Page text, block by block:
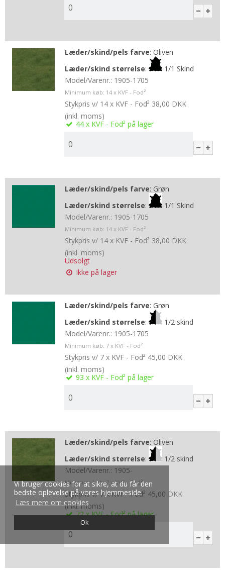
Vi bruger cookies for at sikre, at du får den
bedste oplevelse på vores hjemmeside.
Læs mere om cookies
Ok
Læder/skind/pels farve: Oliven
Læder/skind størrelse:
1/1 Skind
Model/Varenr.: 1905-1705
Minimum køb: 14 x KVF - Fod²
Stykpris v/ 14 x KVF - Fod² 38,00 DKK
(inkl. moms)
44 x KVF - Fod² på lager
Læder/skind/pels farve: Grøn
Læder/skind størrelse:
1/1 Skind
Model/Varenr.: 1905-1705
Minimum køb: 14 x KVF - Fod²
Stykpris v/ 14 x KVF - Fod² 38,00 DKK
(inkl. moms)
Udsolgt
Ikke på lager
Læder/skind/pels farve: Grøn
Læder/skind størrelse:
1/2 skind
Model/Varenr.: 1905-1705
Minimum køb: 7 x KVF - Fod²
Stykpris v/ 7 x KVF - Fod² 45,00 DKK
(inkl. moms)
93 x KVF - Fod² på lager
Læder/skind/pels farve: Oliven
Læder/skind størrelse:
1/2 skind
Model/Varenr.: 1905-
Minimum køb: 7 x KVF - Fod²
Stykpris v/ 7 x KVF - Fod² 45,00 DKK
(inkl. moms)
72 x KVF - Fod² på lager